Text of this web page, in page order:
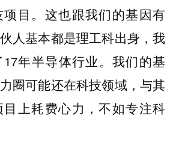
目。这也跟我们的基因有
人基本都是理工科出身，我
年半导体行业。我们的基
圈可能还在科技领域， 与其
上耗费心力，不如专注科